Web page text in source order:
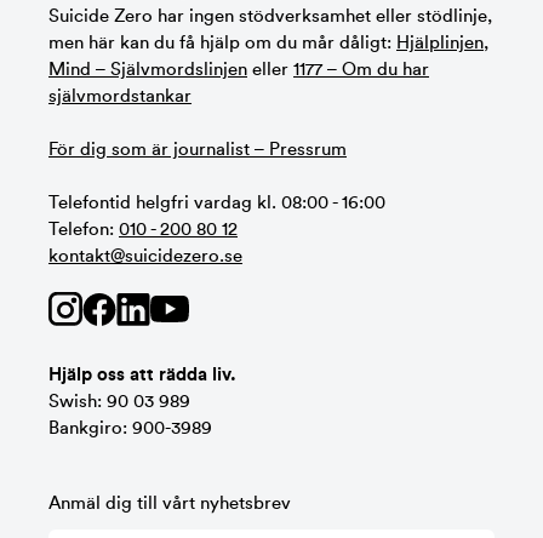
Suicide Zero har ingen stödverksamhet eller stödlinje,
men här kan du få hjälp om du mår dåligt: Hjälplinjen,
Mind – Självmordslinjen eller 1177 – Om du har
självmordstankar
För dig som är journalist – Pressrum
Telefontid helgfri vardag kl. 08:00 - 16:00
Telefon: 010 - 200 80 12
kontakt@suicidezero.se
Hjälp oss att rädda liv.
Swish: 90 03 989
Bankgiro: 900-3989
Anmäl dig till vårt nyhetsbrev